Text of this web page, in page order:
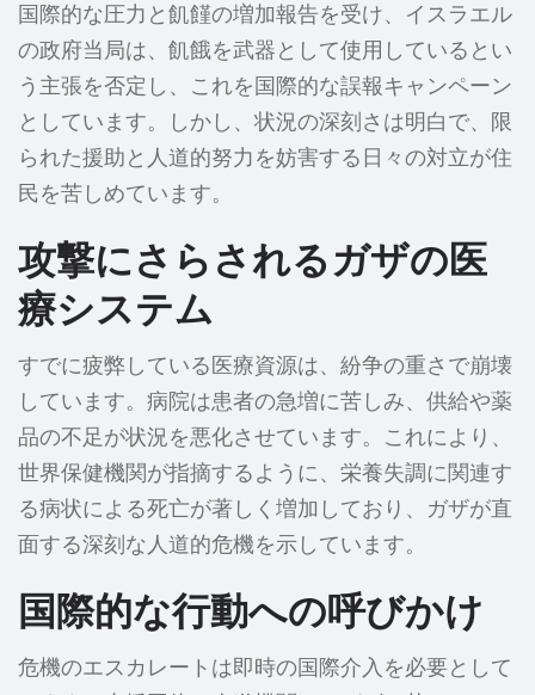
国際的な圧力と飢饉の増加報告を受け、イスラエル
の政府当局は、飢餓を武器として使用しているとい
う主張を否定し、これを国際的な誤報キャンペーン
としています。しかし、状況の深刻さは明白で、限
られた援助と人道的努力を妨害する日々の対立が住
民を苦しめています。
攻撃にさらされるガザの医
療システム
すでに疲弊している医療資源は、紛争の重さで崩壊
しています。病院は患者の急増に苦しみ、供給や薬
品の不足が状況を悪化させています。これにより、
世界保健機関が指摘するように、栄養失調に関連す
る病状による死亡が著しく増加しており、ガザが直
面する深刻な人道的危機を示しています。
国際的な行動への呼びかけ
危機のエスカレートは即時の国際介入を必要として